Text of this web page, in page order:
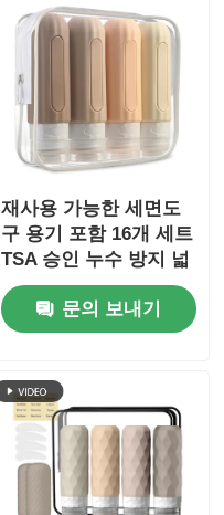
재사용 가능한 세면도
구 용기 포함 16개 세트
TSA 승인 누수 방지 넓
은 입 디자인 실리콘 여
행용 병 세트문의 보내기